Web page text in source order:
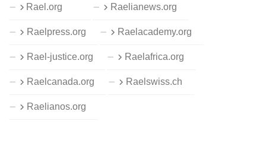
Rael.org Raelianews.org
Raelpress.org Raelacademy.org
Rael-justice.org Raelafrica.org
Raelcanada.org Raelswiss.ch
Raelianos.org